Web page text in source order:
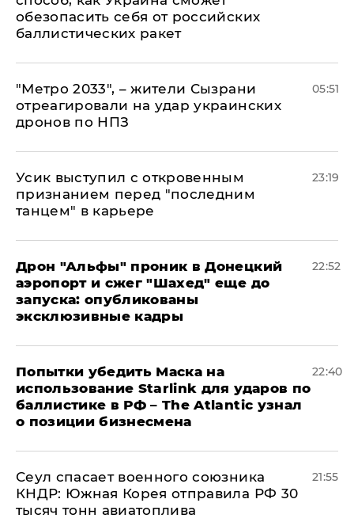
обезопасить себя от российских
баллистических ракет
"Метро 2033", – жители Сызрани
отреагировали на удар украинских
дронов по НПЗ
05:51
Усик выступил с откровенным
признанием перед "последним
танцем" в карьере
23:19
Дрон "Альфы" проник в Донецкий
аэропорт и сжег "Шахед" еще до
запуска: опубликованы
эксклюзивные кадры
22:52
Попытки убедить Маска на
использование Starlink для ударов по
баллистике в РФ – The Atlantic узнал
о позиции бизнесмена
22:40
​Сеул спасает военного союзника
КНДР: Южная Корея отправила РФ 30
тысяч тонн авиатоплива
21:55